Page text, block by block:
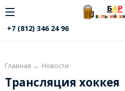
+7 (812) 346 24 96
Главная → Новости
Трансляция хоккея